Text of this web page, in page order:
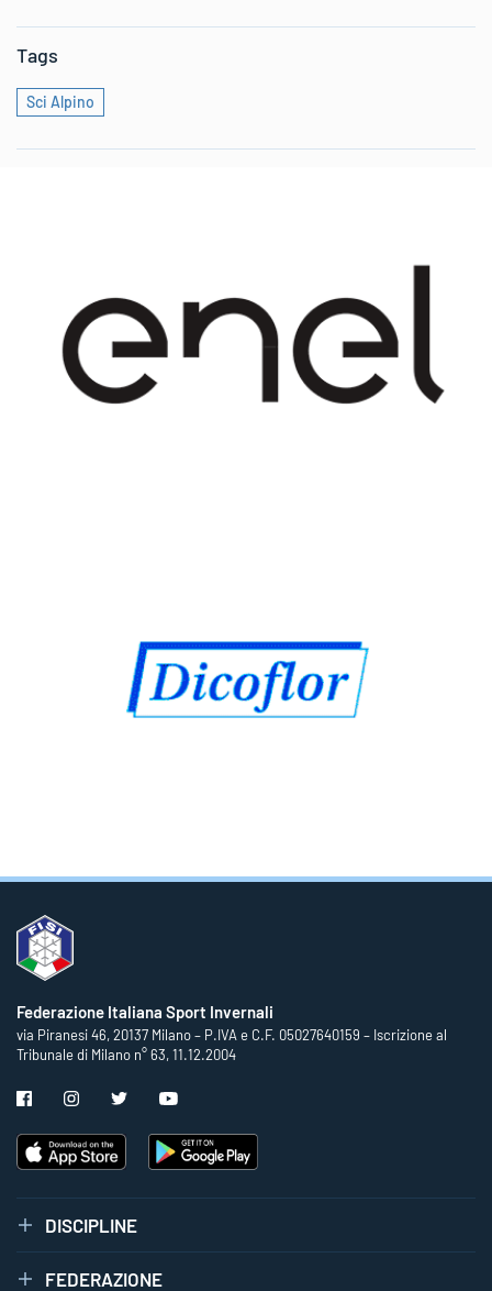
Tags
Sci Alpino
Federazione Italiana Sport Invernali
via Piranesi 46, 20137 Milano – P.IVA e C.F. 05027640159 – Iscrizione al
Tribunale di Milano n° 63, 11.12.2004
DISCIPLINE
FEDERAZIONE